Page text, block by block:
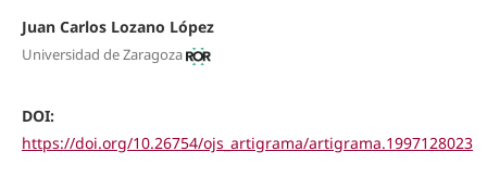
Juan Carlos Lozano López
Universidad de Zaragoza
DOI:
https://doi.org/10.26754/ojs_artigrama/artigrama.1997128023